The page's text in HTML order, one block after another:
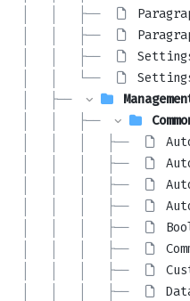
│   │   │   ├──
│   │   │   ├──
│   │   │   ├──
│   │   │   └──
│   │   ├──
│   │   │   ├──
│   │   │   │   ├──
│   │   │   │   ├──
│   │   │   │   ├──
│   │   │   │   ├──
│   │   │   │   ├──
│   │   │   │   ├──
│   │   │   │   ├──
│   │   │   │   ├──